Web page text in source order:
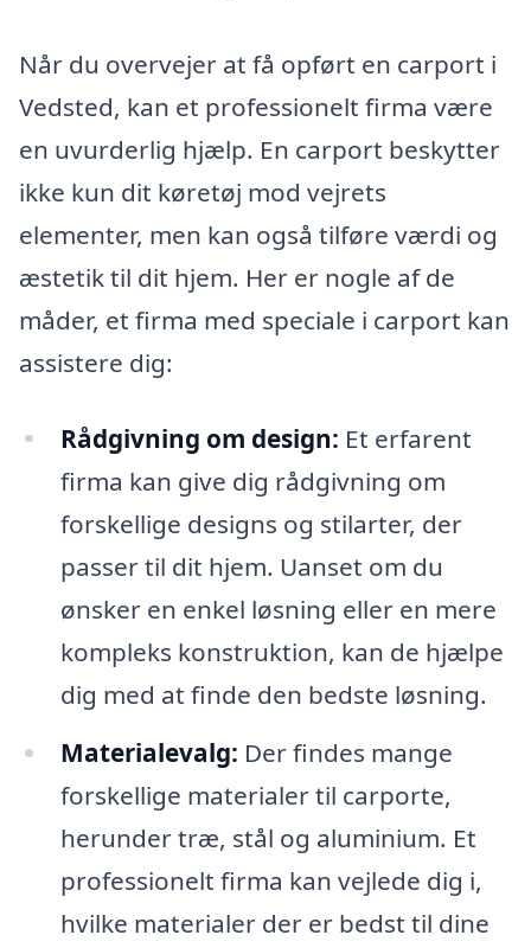
Når du overvejer at få opført en carport i
Vedsted, kan et professionelt firma være
en uvurderlig hjælp. En carport beskytter
ikke kun dit køretøj mod vejrets
elementer, men kan også tilføre værdi og
æstetik til dit hjem. Her er nogle af de
måder, et firma med speciale i carport kan
assistere dig:
Rådgivning om design: Et erfarent
firma kan give dig rådgivning om
forskellige designs og stilarter, der
passer til dit hjem. Uanset om du
ønsker en enkel løsning eller en mere
kompleks konstruktion, kan de hjælpe
dig med at finde den bedste løsning.
Materialevalg: Der findes mange
forskellige materialer til carporte,
herunder træ, stål og aluminium. Et
professionelt firma kan vejlede dig i,
hvilke materialer der er bedst til dine